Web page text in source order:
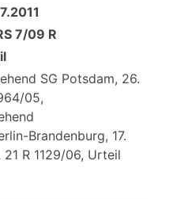
7/09 R
SG Potsdam, 26.
05,
Brandenburg, 17.
R 1129/06, Urteil